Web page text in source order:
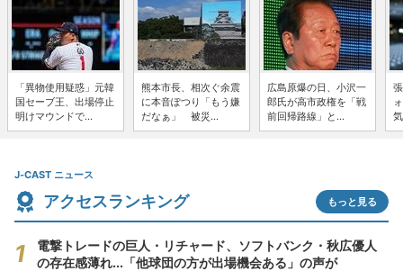
「異物使用疑惑」元韓
国セーブ王、出場停止
明けマウンドで...
熊本市長、相次ぐ余震
に本音ぽつり「もう嫌
だなぁ」 被災...
広島原爆の日、小沢一
郎氏が高市政権を「戦
前回帰路線」と...
J-CAST ニュース
アクセスランキング もっと見る
電撃トレードの巨人・リチャード、ソフトバンク・秋広優人
の存在感薄れ...「他球団の方が出場機会ある」の声が